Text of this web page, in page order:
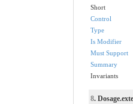
Short
Control
Type
Is Modifier
Must Support
Summary
Invariants
8.